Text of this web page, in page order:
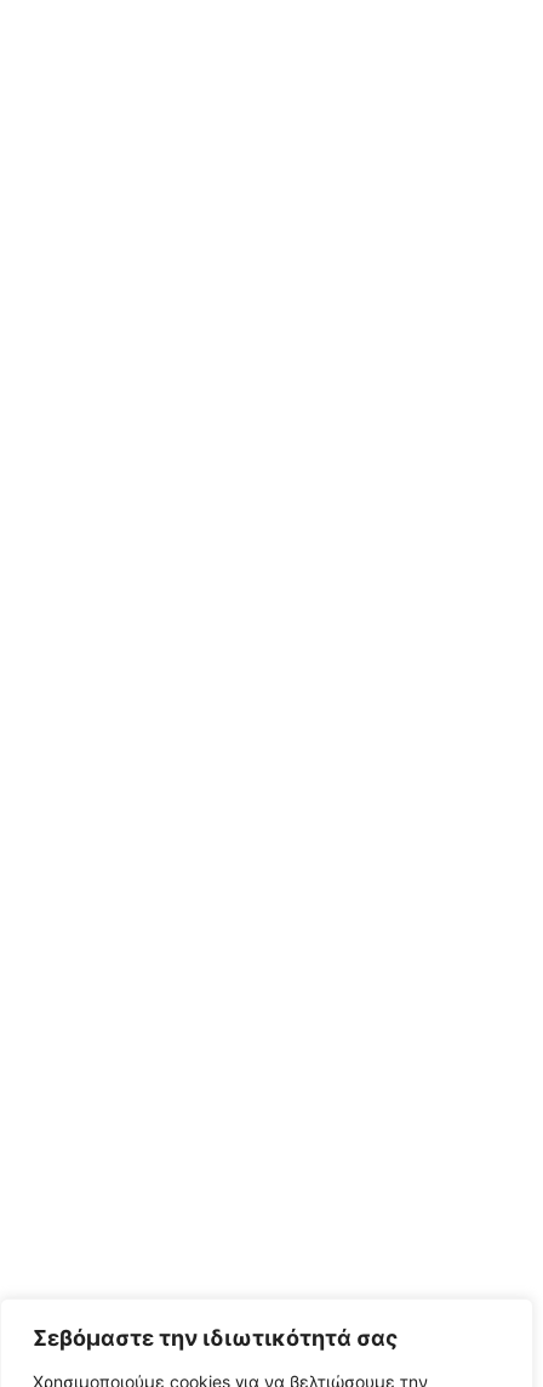
Σεβόμαστε την ιδιωτικότητά σας
Χρησιμοποιούμε cookies για να βελτιώσουμε την